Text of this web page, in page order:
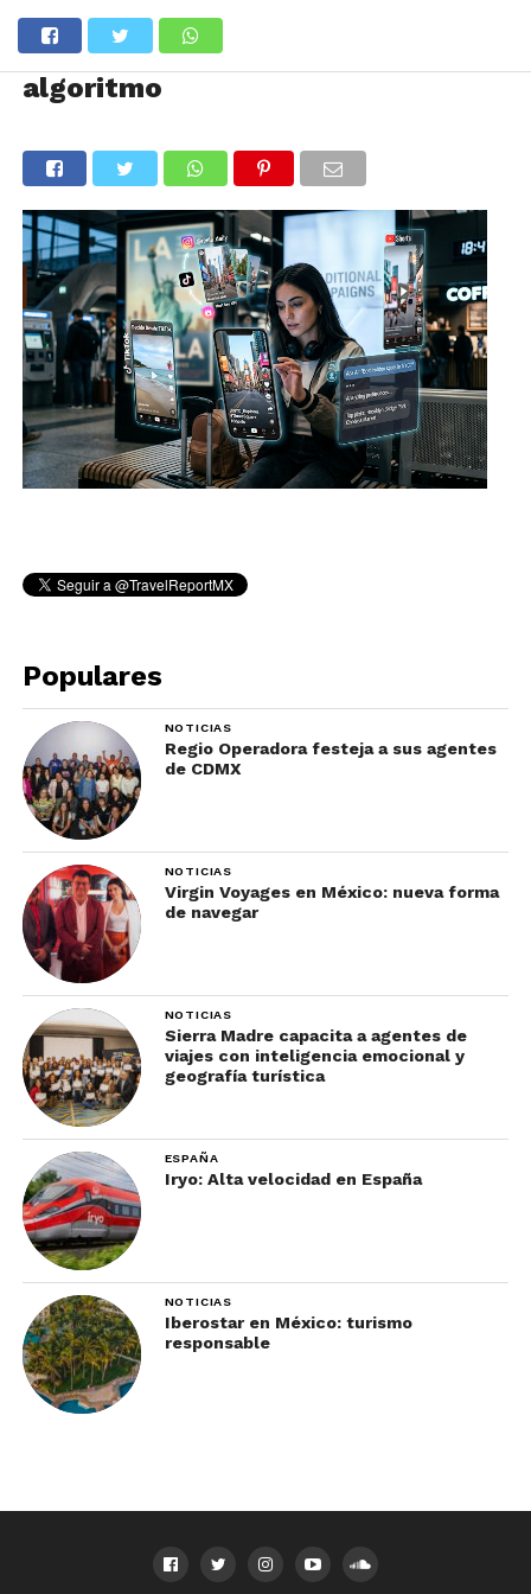
algoritmo
Populares
NOTICIAS
Regio Operadora festeja a sus agentes
de CDMX
NOTICIAS
Virgin Voyages en México: nueva forma
de navegar
NOTICIAS
Sierra Madre capacita a agentes de
viajes con inteligencia emocional y
geografía turística
ESPAÑA
Iryo: Alta velocidad en España
NOTICIAS
Iberostar en México: turismo
responsable